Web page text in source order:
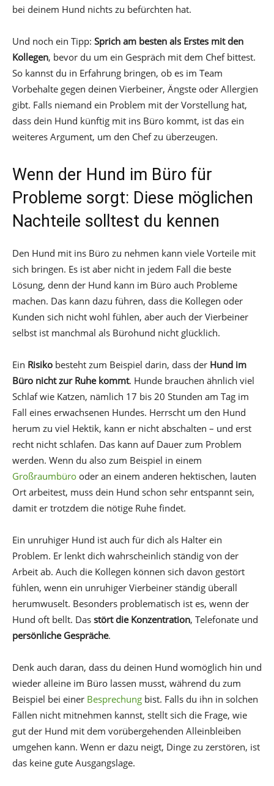
bei deinem Hund nichts zu befürchten hat.
Und noch ein Tipp: Sprich am besten als Erstes mit den
Kollegen, bevor du um ein Gespräch mit dem Chef bittest.
So kannst du in Erfahrung bringen, ob es im Team
Vorbehalte gegen deinen Vierbeiner, Ängste oder Allergien
gibt. Falls niemand ein Problem mit der Vorstellung hat,
dass dein Hund künftig mit ins Büro kommt, ist das ein
weiteres Argument, um den Chef zu überzeugen.
Wenn der Hund im Büro für
Probleme sorgt: Diese möglichen
Nachteile solltest du kennen
Den Hund mit ins Büro zu nehmen kann viele Vorteile mit
sich bringen. Es ist aber nicht in jedem Fall die beste
Lösung, denn der Hund kann im Büro auch Probleme
machen. Das kann dazu führen, dass die Kollegen oder
Kunden sich nicht wohl fühlen, aber auch der Vierbeiner
selbst ist manchmal als Bürohund nicht glücklich.
Ein Risiko besteht zum Beispiel darin, dass der Hund im
Büro nicht zur Ruhe kommt. Hunde brauchen ähnlich viel
Schlaf wie Katzen, nämlich 17 bis 20 Stunden am Tag im
Fall eines erwachsenen Hundes. Herrscht um den Hund
herum zu viel Hektik, kann er nicht abschalten – und erst
recht nicht schlafen. Das kann auf Dauer zum Problem
werden. Wenn du also zum Beispiel in einem
Großraumbüro oder an einem anderen hektischen, lauten
Ort arbeitest, muss dein Hund schon sehr entspannt sein,
damit er trotzdem die nötige Ruhe findet.
Ein unruhiger Hund ist auch für dich als Halter ein
Problem. Er lenkt dich wahrscheinlich ständig von der
Arbeit ab. Auch die Kollegen können sich davon gestört
fühlen, wenn ein unruhiger Vierbeiner ständig überall
herumwuselt. Besonders problematisch ist es, wenn der
Hund oft bellt. Das stört die Konzentration, Telefonate und
persönliche Gespräche.
Denk auch daran, dass du deinen Hund womöglich hin und
wieder alleine im Büro lassen musst, während du zum
Beispiel bei einer Besprechung bist. Falls du ihn in solchen
Fällen nicht mitnehmen kannst, stellt sich die Frage, wie
gut der Hund mit dem vorübergehenden Alleinbleiben
umgehen kann. Wenn er dazu neigt, Dinge zu zerstören, ist
das keine gute Ausgangslage.